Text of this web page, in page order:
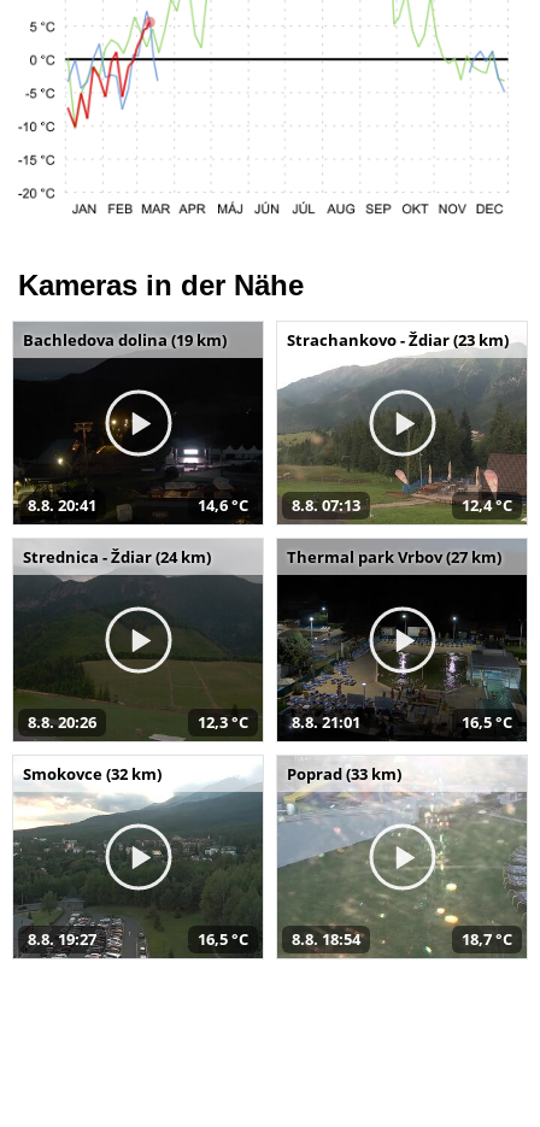
Kameras in der Nähe
Bachledova dolina (19 km)
8.8. 20:41 14,6 °C
Strachankovo - Ždiar (23 km)
8.8. 07:13 12,4 °C
Strednica - Ždiar (24 km)
8.8. 20:26 12,3 °C
Thermal park Vrbov (27 km)
8.8. 21:01 16,5 °C
Smokovce (32 km)
8.8. 19:27 16,5 °C
Poprad (33 km)
8.8. 18:54 18,7 °C